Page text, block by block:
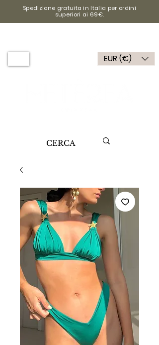
EUR (€)
Spedizione gratuita in Italia per ordini
superiori ai 69€.